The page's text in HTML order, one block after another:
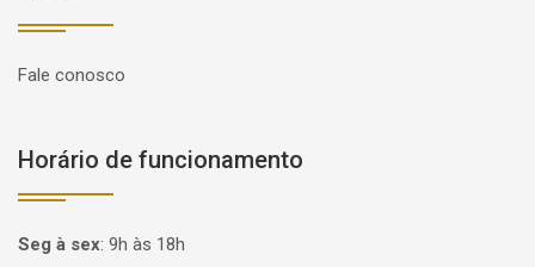
Fale conosco
Horário de funcionamento
Seg à sex: 9h às 18h